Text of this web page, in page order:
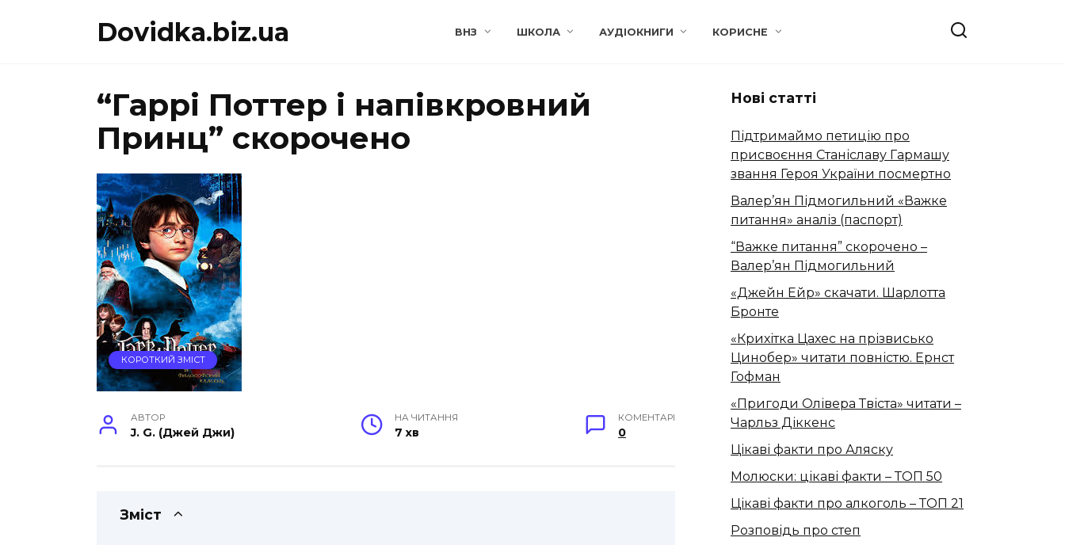
Dovidka.biz.ua ВНЗ ШКОЛА АУДІОКНИГИ КОРИСНЕ
“Гаррі Поттер і напівкровний
Принц” скорочено
КОРОТКИЙ ЗМІСТ
АВТОР
J. G. (Джей Джи)
НА ЧИТАННЯ
7 хв
КОМЕНТАРІ
0
Зміст
Нові статті
Підтримаймо петицію про
присвоєння Станіславу Гармашу
звання Героя України посмертно
Валер’ян Підмогильний «Важке
питання» аналіз (паспорт)
“Важке питання” скорочено –
Валер’ян Підмогильний
«Джейн Ейр» скачати. Шарлотта
Бронте
«Крихітка Цахес на прізвисько
Цинобер» читати повністю. Ернст
Гофман
«Пригоди Олівера Твіста» читати –
Чарльз Діккенс
Цікаві факти про Аляску
Молюски: цікаві факти – ТОП 50
Цікаві факти про алкоголь – ТОП 21
Розповідь про степ